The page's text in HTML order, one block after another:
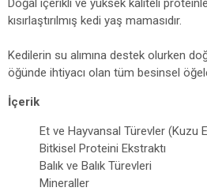
Doğal içerikli ve yüksek kaliteli
kısırlaştırılmış kedi yaş mamasıdır.
Kedilerin su alımına destek olurken
öğünde ihtiyacı olan tüm besinsel
İçerik​
Et ve Hayvansal Türevler (Kuzu
Bitkisel Proteini Ekstraktı
Balık ve Balık Türevleri
Mineraller